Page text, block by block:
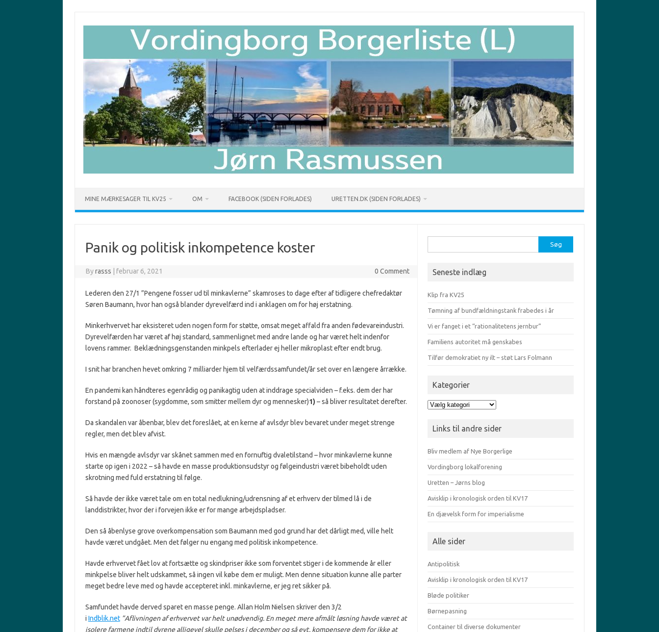
MINE MÆRKESAGER TIL KV25 OM FACEBOOK (SIDEN FORLADES) URETTEN.DK (SIDEN FORLADES)
Panik og politisk inkompetence koster
Byrasss februar 6, 2021 0 Comment
Lederen den 27/1 ”Pengene fosser ud til minkavlerne” skamroses to dage efter af tidligere chefredaktør
Søren Baumann, hvor han også blander dyrevelfærd ind i anklagen om for høj erstatning.
Minkerhvervet har eksisteret uden nogen form for støtte, omsat meget affald fra anden fødevareindustri.
Dyrevelfærden har været af høj standard, sammenlignet med andre lande og har været helt indenfor
lovens rammer. Beklædningsgenstanden minkpels efterlader ej heller mikroplast efter endt brug.
I snit har branchen hevet omkring 7 milliarder hjem til velfærdssamfundet/år set over en længere årrække.
En pandemi kan håndteres egenrådig og panikagtig uden at inddrage specialviden – f.eks. dem der har
forstand på zoonoser (sygdomme, som smitter mellem dyr og mennesker)1) – så bliver resultatet derefter.
Da skandalen var åbenbar, blev det foreslået, at en kerne af avlsdyr blev bevaret under meget strenge
regler, men det blev afvist.
Hvis en mængde avlsdyr var skånet sammen med en fornuftig dvaletilstand – hvor minkavlerne kunne
starte op igen i 2022 – så havde en masse produktionsudstyr og følgeindustri været bibeholdt uden
skrotning med fuld erstatning til følge.
Så havde der ikke været tale om en total nedlukning/udrensning af et erhverv der tilmed lå i de
landdistrikter, hvor der i forvejen ikke er for mange arbejdspladser.
Den så åbenlyse grove overkompensation som Baumann med god grund har det dårligt med, ville helt
havde været undgået. Men det følger nu engang med politisk inkompetence.
Havde erhvervet fået lov at fortsætte og skindpriser ikke som forventet stiger i de kommende år eller
minkpelse bliver helt udskammet, så ingen vil købe dem er muligt. Men denne situation kunne alle parter
meget bedre leve med og havde accepteret inkl. minkavlerne, er jeg ret sikker på.
Samfundet havde derved sparet en masse penge. Allan Holm Nielsen skriver den 3/2
i Indblik.net ”Aflivningen af erhvervet var helt unødvendig. En meget mere afmålt løsning havde været at
isolere farmene indtil dyrene alligevel skulle pelses i december og så evt. kompensere dem for ikke at
efter:
Seneste indlæg
Klip fra KV25
Tømning af bundfældningstank frabedes i år
Vi er fanget i et “rationalitetens jernbur”
Familiens autoritet må genskabes
Tilfør demokratiet ny ilt – støt Lars Folmann
Kategorier
Kategorier
Links til andre sider
Bliv medlem af Nye Borgerlige
Vordingborg lokalforening
Uretten – Jørns blog
Avisklip i kronologisk orden til KV17
En djævelsk form for imperialisme
Alle sider
Antipolitisk
Avisklip i kronologisk orden til KV17
Bløde politiker
Børnepasning
Container til diverse dokumenter